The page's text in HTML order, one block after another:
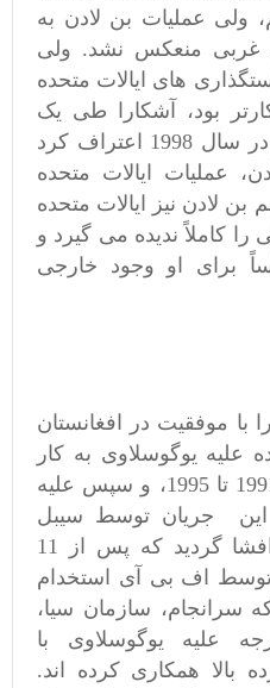
ولی عملیات بن لادن به
غربی منعکس نشد. ولی
های ایالات متحده
بود، آشکارا طی یک
مصابه با نوول ابسرواتور در سال 1998 اعتراف کرد
عملیات ایالات متحده
لادن نیز ایالات متحده
کاملاً ندیده می گیرد و
برای او وجود خارجی
با موفقیت در افغانستان
علیه یوگوسلاوی به کار
می بندد. ابتدا در بوسنی 1991 تا 1995، و سپس علیه
1998 تا 1999 . این جریان توسط سیبل
ادموندز Sibel Edmonds افشا گردید که پس از 11
توسط اف بی آی استخدام
سرانجام، سازمان سیا،
علیه یوگوسلاوی با
بالا همکاری کرده اند.